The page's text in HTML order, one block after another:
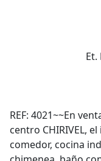
Et.
REF: 4021~~En
centro CHIRIVEL,
comedor, cocina